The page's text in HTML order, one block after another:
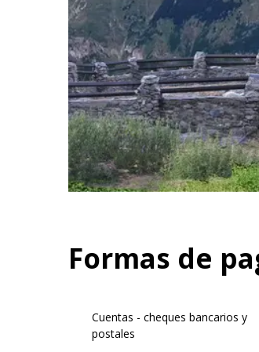
Formas de
Cuentas - cheques bancarios y
postales